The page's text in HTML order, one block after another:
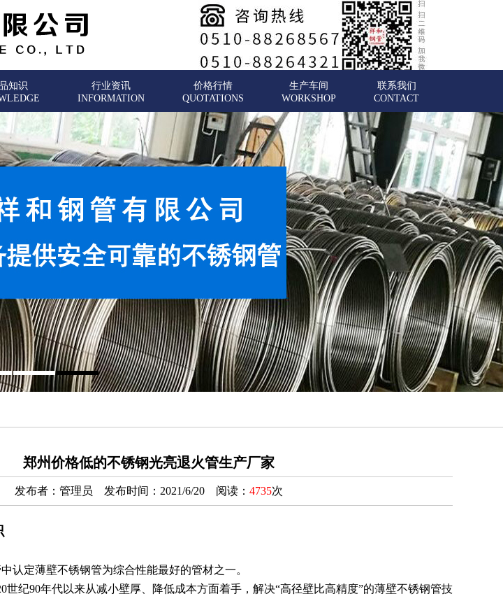
知识
行业资讯
INFORMATION
价格行情
QUOTATIONS
生产车间
WORKSHOP
联系我们
CONTACT
郑州价格低的不锈钢光亮退火管生产厂家
发布者：管理员 发布时间：2021/6/20 阅读： 4735次
认定薄壁不锈钢管为综合性能最好的管材之一。
纪90年代以来从减小壁厚、降低成本方面着手，解决“高径壁比高精度”的薄壁不锈钢管技